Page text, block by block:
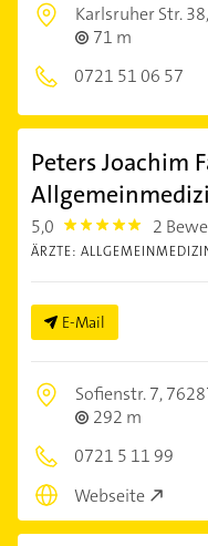
Karlsruher Str. 38,
71 m
0721 51 06 57
Peters Joachim
5,0 5.0 2
ÄRZTE:
E-Mail
Sofienstr. 7,
292 m
0721 5 11 99
Webseite